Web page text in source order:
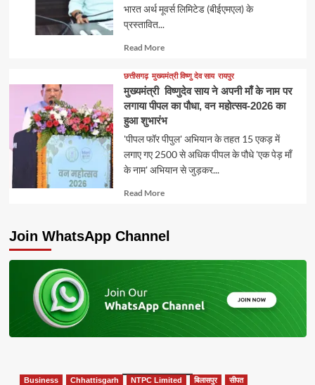
भारत अर्थ मूवर्स लिमिटेड (बीईएमएल) के
प्रस्तावित...
Read MoreRead
about
छत्तीसगढ़ मुख्यमंत्री विष्णु देव साय रायपुर
मुख्यमंत्री विष्णुदेव साय ने अपनी माँ के नाम पर
लगाया पीपल का पौधा, वन महोत्सव-2026 का
हुआ शुभारंभ
'पीपल फॉर पीपुल' अभियान के तहत 15 एकड़ में
लगाए गए 2500 से अधिक पीपल के पौधे 'एक पेड़ माँ
के नाम' अभियान से जुड़कर...
Read MoreRead
Join WhatsApp Channel
Business Chhattisgarh NTPC Limited बिलासपुर सीपत